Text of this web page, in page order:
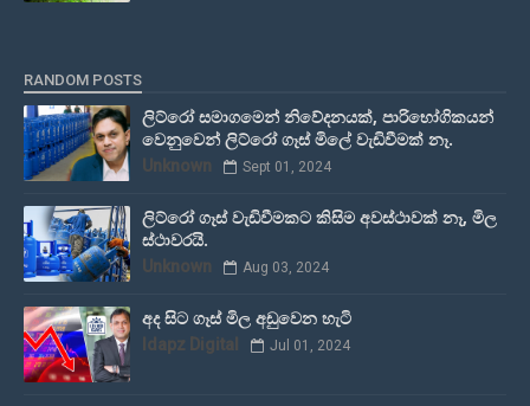
RANDOM POSTS
ලිට්රෝ සමාගමෙන් නිවේදනයක්, පාරිභෝගිකයන්
වෙනුවෙන් ලිට්රෝ ගෑස් මිලේ වැඩිවීමක් නෑ.
Unknown Sept 01, 2024
ලිට්රෝ ගෑස් වැඩිවීමකට කිසිම අවස්ථාවක් නෑ, මිල
ස්ථාවරයි.
Unknown Aug 03, 2024
අද සිට ගෑස් මිල අඩුවෙන හැටි
Idapz Digital Jul 01, 2024